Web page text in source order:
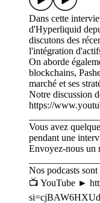
Dans cette
d'Hyperliquid
discutons des
l'intégration
On aborde
blockchains,
marché et ses
Notre discussion
https://
Vous avez
pendant une
Envoyez-nous un
Nos podcasts sont
📺 YouTube ►